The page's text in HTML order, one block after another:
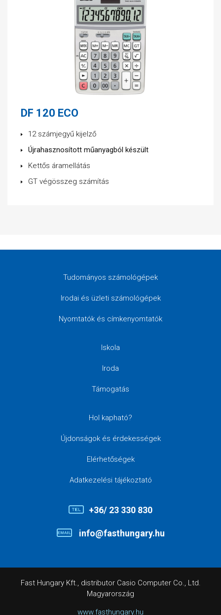
DF 120 ECO
12 számjegyű kijelző
Újrahasznosított műanyagból készült
Kettős áramellátás
GT végösszeg számítás
Tudományos számológépek
Irodai és üzleti számológépek
Nyomtatók és címkenyomtatók
Iskola
Iroda
Támogatás
Hol kapható?
Újdonságok és érdekességek
Elérhetőségek
Adatkezelési tájékoztató
+36/ 23 330 830
info@fasthungary.hu
Fast Hungary Kft., distributor Casio Computer Co., Ltd.
Magyarország
www.fasthungary.hu